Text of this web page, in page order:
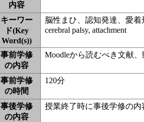
内容
キーワー
ド(Key
Word(s))
脳性まひ、認知発達、愛
cerebral palsy, attachment
事前学修
の内容
Moodleから読むべき文献
事前学修
の時間
120分
事後学修
の内容
授業終了時に事後学修の